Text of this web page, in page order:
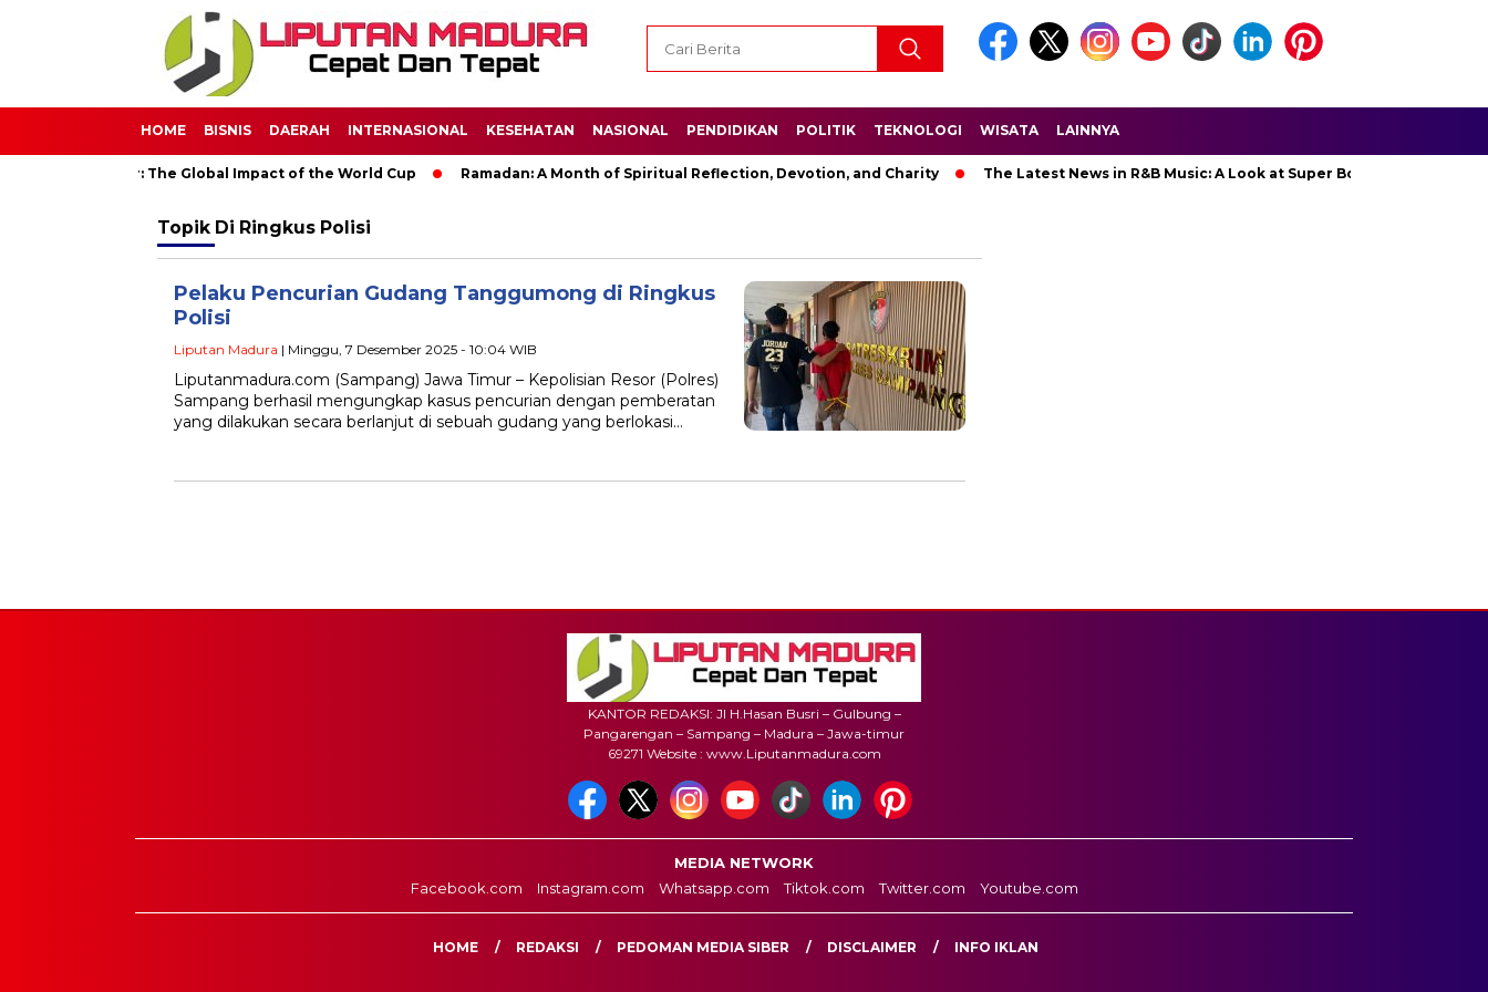
HOME BISNIS DAERAH INTERNASIONAL KESEHATAN NASIONAL PENDIDIKAN POLITIK TEKNOLOGI WISATA LAINNYA
Soccer: The Global Impact of the World Cup Ramadan: A Month of Spiritual Reflection, Devotion, and Charity The Latest News in R&B Music: A Look at Super Bowl
Topik Di Ringkus Polisi
Pelaku Pencurian Gudang Tanggumong di Ringkus
Polisi
Liputan Madura | Minggu, 7 Desember 2025 - 10:04 WIB
Liputanmadura.com (Sampang) Jawa Timur – Kepolisian Resor (Polres)
Sampang berhasil mengungkap kasus pencurian dengan pemberatan
yang dilakukan secara berlanjut di sebuah gudang yang berlokasi…
KANTOR REDAKSI: Jl H.Hasan Busri – Gulbung –
Pangarengan – Sampang – Madura – Jawa-timur
69271 Website : www.Liputanmadura.com
MEDIA NETWORK
Facebook.com
Instagram.com Whatsapp.com Tiktok.com Twitter.com Youtube.com
HOME REDAKSI PEDOMAN MEDIA SIBER DISCLAIMER INFO IKLAN